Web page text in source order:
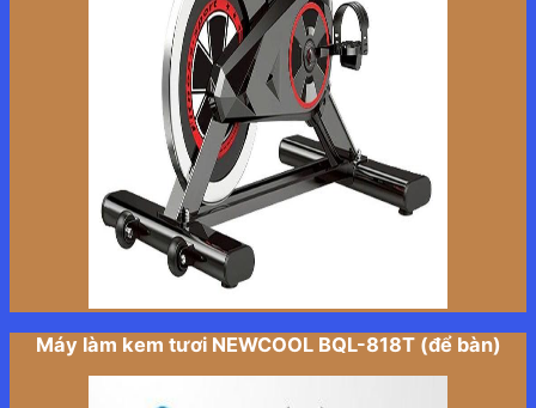
Máy làm kem tươi NEWCOOL BQL-818T (để bàn)